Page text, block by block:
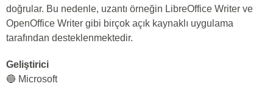
doğrular. Bu nedenle, uzantı örneğin LibreOffice Writer ve
OpenOffice Writer gibi birçok açık kaynaklı uygulama
tarafından desteklenmektedir.
Geliştirici
🔵 Microsoft